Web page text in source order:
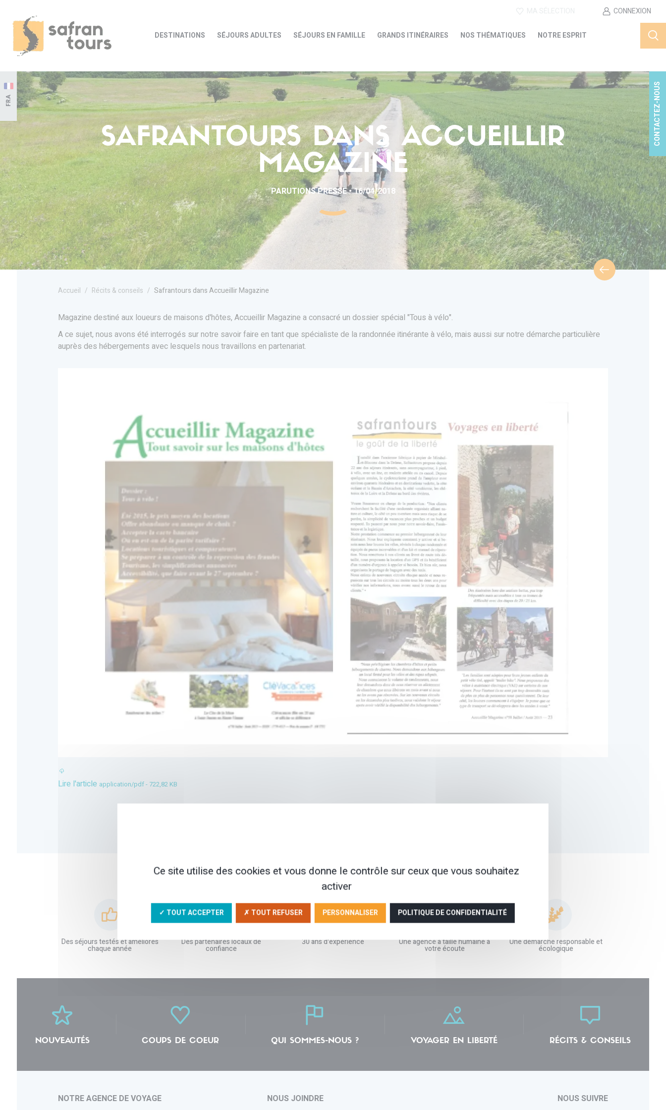
CONNEXION
DESTINATIONS SÉJOURS ADULTES SÉJOURS EN FAMILLE GRANDS ITINÉRAIRES NOS THÉMATIQUES NOTRE ESPRIT
FRA CONTACTEZ-NOUS
SAFRANTOURS DANS ACCUEILLIR
MAGAZINE
PARUTIONS PRESSE • 16/04/2018
Accueil Récits & conseils Safrantours dans Accueillir Magazine
Magazine destiné aux loueurs de maisons d'hôtes, Accueillir Magazine a consacré un dossier spécial "Tous à vélo".
A ce sujet, nous avons été interrogés sur notre savoir faire en tant que spécialiste de la randonnée itinérante à vélo, mais aussi sur notre démarche particulière
auprès des hébergements avec lesquels nous travaillons en partenariat.
Lire l'article application/pdf - 722,82 KB
NOS GARANTIES
Des séjours testés et améliorés
chaque année
Des partenaires locaux de
confiance
30 ans d'expérience Une agence à taille humaine à
votre écoute
Une démarche responsable et
écologique
NOUVEAUTÉS COUPS DE COEUR QUI SOMMES-NOUS ? VOYAGER EN LIBERTÉ RÉCITS & CONSEILS
NOTRE AGENCE DE VOYAGE
NOUS JOINDRE
NOUS SUIVRE
Ce site utilise des cookies et vous donne le contrôle sur ceux que vous souhaitez
activer
✓ TOUT ACCEPTER ✗ TOUT REFUSER PERSONNALISER POLITIQUE DE CONFIDENTIALITÉ